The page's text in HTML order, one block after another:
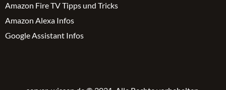
Amazon Fire TV Tipps und Tricks
Amazon Alexa Infos
Google Assistant Infos